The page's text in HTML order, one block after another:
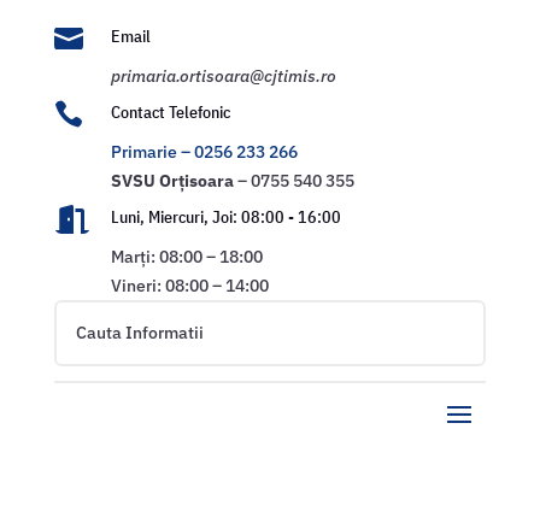

Email
primaria.ortisoara@cjtimis.ro

Contact Telefonic
Primarie – 0256 233 266
SVSU Orțisoara– 0755 540 355

Luni, Miercuri, Joi: 08:00 - 16:00
Marți: 08:00 – 18:00
Vineri: 08:00 – 14:00